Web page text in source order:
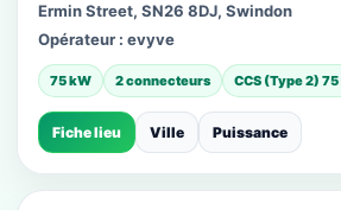
Ermin Street, SN26 8DJ, Swindon
Opérateur : evyve
75 kW 2 connecteurs CCS (Type 2)
Fiche lieu Ville Puissance